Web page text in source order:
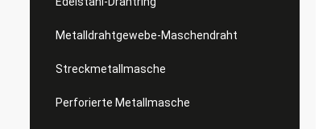
Metalldrahtgewebe-Maschendraht
Streckmetallmasche
Perforierte Metallmasche